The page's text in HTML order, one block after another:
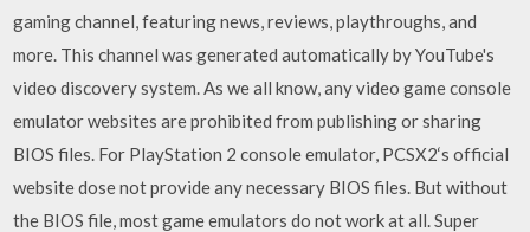
gaming channel, featuring news, reviews, playthroughs, and
more. This channel was generated automatically by YouTube's
video discovery system. As we all know, any video game console
emulator websites are prohibited from publishing or sharing
BIOS files. For PlayStation 2 console emulator, PCSX2‘s official
website dose not provide any necessary BIOS files. But without
the BIOS file, most game emulators do not work at all. Super